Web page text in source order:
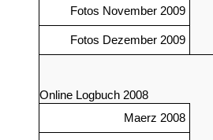
Fotos November 2009
Fotos Dezember 2009
Online Logbuch 2008
Maerz 2008